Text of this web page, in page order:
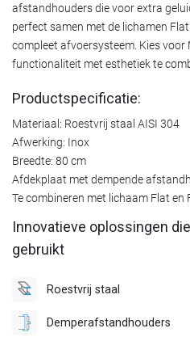
afstandhouders die voor extra
perfect samen met de lichamen
compleet afvoersysteem. Kies voor
functionaliteit met esthetiek te
Productspecificatie:
Materiaal: Roestvrij staal AISI 304
Afwerking: Inox
Breedte: 80 cm
Afdekplaat met dempende
Te combineren met lichaam Flat en
Innovatieve oplossingen
gebruikt
Roestvrij staal
Demperafstandhouders